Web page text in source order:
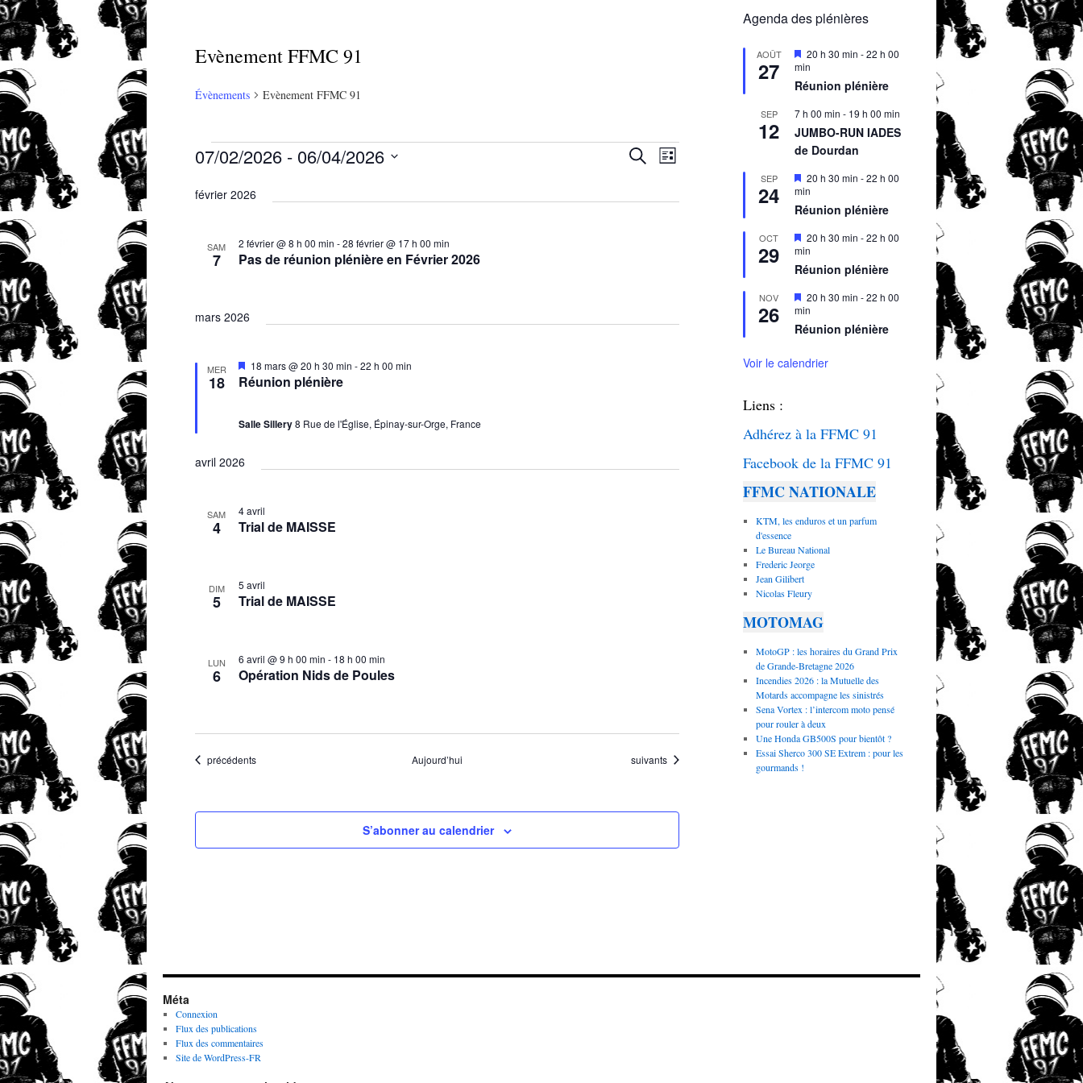
Evènement FFMC 91
Évènements Evènement FFMC 91
Évènements
Recherche
RechercheNavigation
vues
Liste
07/02/2026 - 06/04/2026
une
février 2026
SAM
7 Pas de réunion plénière en Février 2026
2 février @ 8 h 00 min -28 février @ 17 h 00 min
mars 2026
MER
18 Réunion plénière
Mis
en
avant
18 mars @ 20 h 30 min -22 h 00 min
Salle Sillery8 Rue de l'Église, Épinay-sur-Orge, France
avril 2026
SAM
4 Trial de MAISSE
4 avril
DIM
5 Trial de MAISSE
5 avril
LUN
6 Opération Nids de Poules
6 avril @ 9 h 00 min - 18 h 00 min
Évènements
précédents Aujourd’hui Évènements
suivants
S’abonner au calendrier
Agenda des plénières
AOÛT
27
M
i
s
e
a
v
n
20 h 30 min -22 h 00
min
Réunion plénière
SEP
12
7 h 00 min - 19 h 00 min
JUMBO-RUN IADES
de Dourdan
SEP
24
M
i
s
e
a
v
a
t
20 h 30 min -22 h 00
min
Réunion plénière
OCT
29
M
i
s
e
a
v
a
20 h 30 min -22 h 00
min
Réunion plénière
NOV
26
M
i
s
e
a
20 h 30 min -22 h 00
min
Réunion plénière
Voir le calendrier
Liens :
Adhérez à la FFMC 91
Facebook de la FFMC 91
FFMC NATIONALE
KTM, les enduros et un parfum
d'essence
Le Bureau National
Frederic Jeorge
Jean Gilibert
Nicolas Fleury
MOTOMAG
MotoGP : les horaires du Grand Prix
de Grande-Bretagne 2026
Incendies 2026 : la Mutuelle des
Motards accompagne les sinistrés
Sena Vortex : l’intercom moto pensé
pour rouler à deux
Une Honda GB500S pour bientôt ?
Essai Sherco 300 SE Extrem : pour les
gourmands !
Méta
Connexion
Flux des publications
Flux des commentaires
Site de WordPress-FR